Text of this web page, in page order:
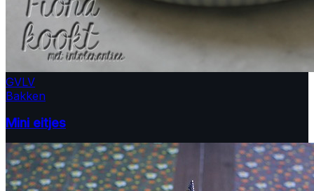
GVLV
Bakken
Mini eitjes